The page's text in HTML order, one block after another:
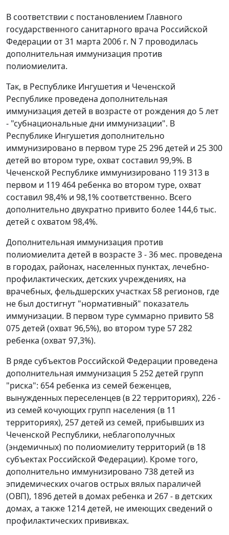
В соответствии с постановлением Главного
государственного санитарного врача Российской
Федерации от 31 марта 2006 г. N 7 проводилась
дополнительная иммунизация против
полиомиелита.
Так, в Республике Ингушетия и Чеченской
Республике проведена дополнительная
иммунизация детей в возрасте от рождения до 5 лет
- "субнациональные дни иммунизации". В
Республике Ингушетия дополнительно
иммунизировано в первом туре 25 296 детей и 25 300
детей во втором туре, охват составил 99,9%. В
Чеченской Республике иммунизировано 119 313 в
первом и 119 464 ребенка во втором туре, охват
составил 98,4% и 98,1% соответственно. Всего
дополнительно двукратно привито более 144,6 тыс.
детей с охватом 98,4%.
Дополнительная иммунизация против
полиомиелита детей в возрасте 3 - 36 мес. проведена
в городах, районах, населенных пунктах, лечебно-
профилактических, детских учреждениях, на
врачебных, фельдшерских участках 58 регионов, где
не был достигнут "нормативный" показатель
иммунизации. В первом туре суммарно привито 58
075 детей (охват 96,5%), во втором туре 57 282
ребенка (охват 97,3%).
В ряде субъектов Российской Федерации проведена
дополнительная иммунизация 5 252 детей групп
"риска": 654 ребенка из семей беженцев,
вынужденных переселенцев (в 22 территориях), 226 -
из семей кочующих групп населения (в 11
территориях), 257 детей из семей, прибывших из
Чеченской Республики, неблагополучных
(эндемичных) по полиомиелиту территорий (в 18
субъектах Российской Федерации). Кроме того,
дополнительно иммунизировано 738 детей из
эпидемических очагов острых вялых параличей
(ОВП), 1896 детей в домах ребенка и 267 - в детских
домах, а также 1214 детей, не имеющих сведений о
профилактических прививках.